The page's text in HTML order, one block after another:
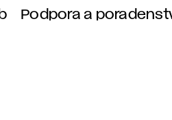
Podpora a